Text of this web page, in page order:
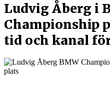
Ludvig Åberg i
Championship
tid och kanal